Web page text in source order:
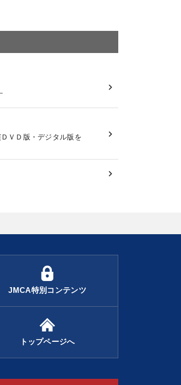
ＶＤ版・デジタル版を
JMCA特別コンテンツ
トップページへ